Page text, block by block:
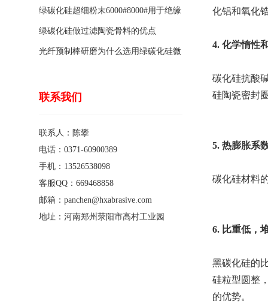
骨料的特点有哪些？
绿碳化硅超细粉末6000#8000#用于绝缘
涂料的优点
绿碳化硅做过滤陶瓷骨料的优点
光纤预制棒研磨为什么选用绿碳化硅微
联系我们
联系人：陈攀
电话：0371-60900389
手机：13526538098
客服QQ：669468858
邮箱：panchen@hxabrasive.com
地址：河南郑州荥阳市高村工业园
化铝和氧化
4. 化学惰性
碳化硅抗酸
硅陶瓷密封
‌5. 热膨胀系
碳化硅材料
6. 比重低，
黑碳化硅的
硅粒型圆整
的优势。